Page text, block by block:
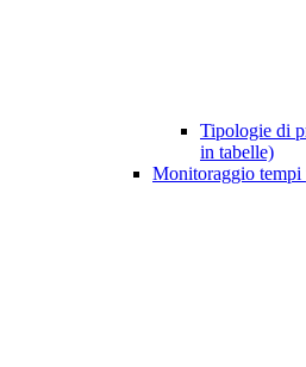
Tipologie di
in tabelle)
Monitoraggio tempi